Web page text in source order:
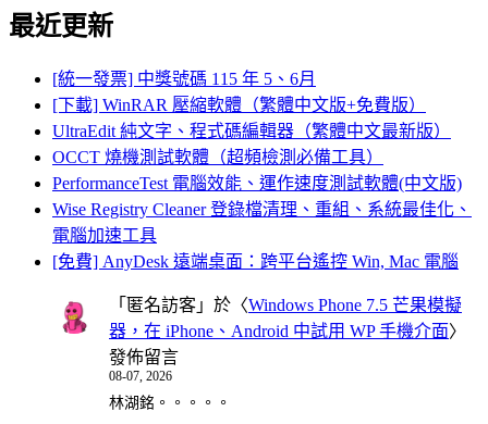
最近更新
[統一發票] 中獎號碼 115 年 5、6月
[下載] WinRAR 壓縮軟體（繁體中文版+免費版）
UltraEdit 純文字、程式碼編輯器（繁體中文最新版）
OCCT 燒機測試軟體（超頻檢測必備工具）
PerformanceTest 電腦效能、運作速度測試軟體(中文版)
Wise Registry Cleaner 登錄檔清理、重組、系統最佳化、
電腦加速工具
[免費] AnyDesk 遠端桌面：跨平台遙控 Win, Mac 電腦
「 匿名訪客 」於〈Windows Phone 7.5 芒果模擬
器，在 iPhone、Android 中試用 WP 手機介面〉
發佈留言
08-07, 2026
林湖銘。。。。。